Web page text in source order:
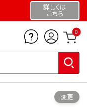
詳しくは
こちら
0
変更